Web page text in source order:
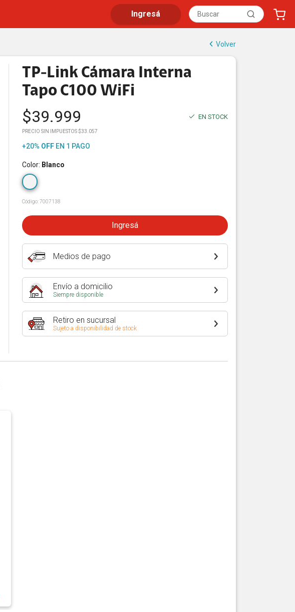
Ingresá
Volver
TP-Link Cámara Interna
Tapo C100 WiFi
$39.999 EN STOCK
PRECIO SIN IMPUESTOS $33.057
+20% OFFEN 1 PAGO
Color: Blanco
Código:7007138
Ingresá
Medios de pago
Envío a domicilio
Siempre disponible
Retiro en sucursal
Sujeto a disponibilidad de stock